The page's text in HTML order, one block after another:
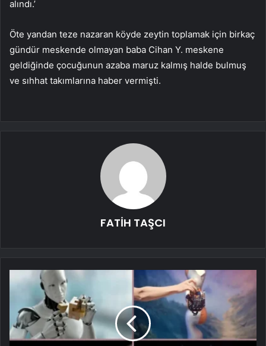
alındı.’
Öte yandan teze nazaran köyde zeytin toplamak için birkaç
gündür meskende olmayan baba Cihan Y. meskene
geldiğinde çocuğunun azaba maruz kalmış halde bulmuş
ve sıhhat takımlarına haber vermişti.
FATİH TAŞCI